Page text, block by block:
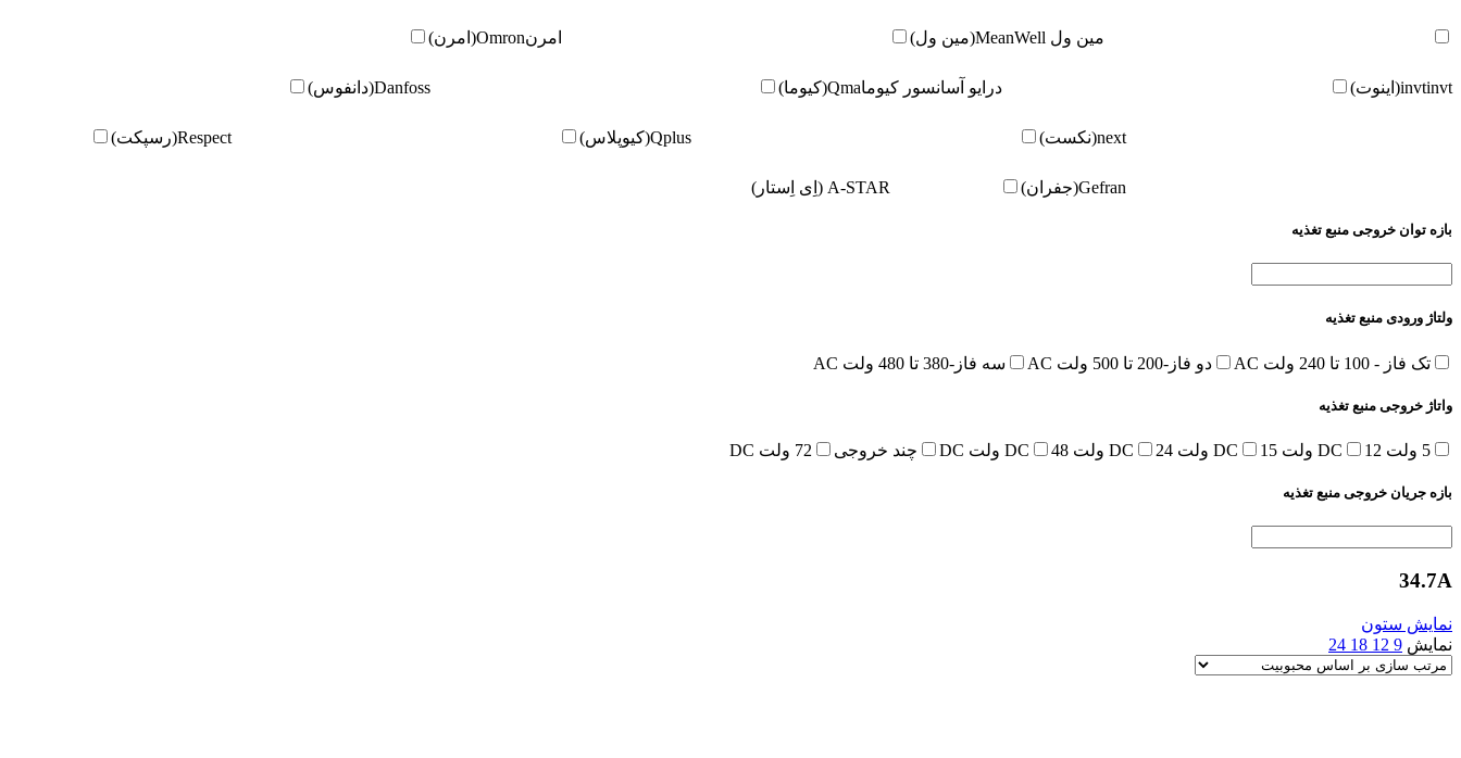
مین ول MeanWell(مین ول) امرنOmron(امرن)
invtinvt(اینوت) درایو آسانسور کیوماQma(کیوما) Danfoss(دانفوس)
next(نکست) Qplus(کیوپلاس) Respect(رسپکت)
Gefran(جفران) A-STAR (اِی اِستار)
بازه توان خروجی منبع تغذیه
ولتاژ ورودی منبع تغذیه
تک فاز - 100 تا 240 ولت AC دو فاز-200 تا 500 ولت AC سه فاز-380 تا 480 ولت AC
واتاژ خروجی منبع تغذیه
5 ولت DC 12 ولت DC 15 ولت DC 24 ولت DC 48 ولت DC چند خروجی 72 ولت DC
بازه جریان خروجی منبع تغذیه
34.7A
نمایش ستون
نمایش 9
12
18
24